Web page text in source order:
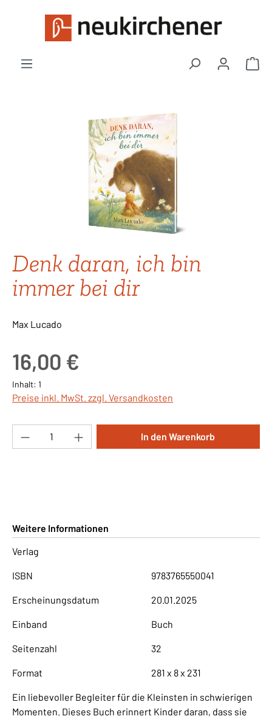
Zum Hauptinhalt springen
Denk daran, ich bin
immer bei dir
Max Lucado
16,00 €
Inhalt: 1
Preise inkl. MwSt. zzgl. Versandkosten
Produkt Anzahl: Gib den gewünschten
In den Warenkorb
Weitere Informationen
Verlag
ISBN 9783765550041
Erscheinungsdatum 20.01.2025
Einband Buch
Seitenzahl 32
Format 281 x 8 x 231
Ein liebevoller Begleiter für die Kleinsten in schwierigen
Momenten. Dieses Buch erinnert Kinder daran, dass sie